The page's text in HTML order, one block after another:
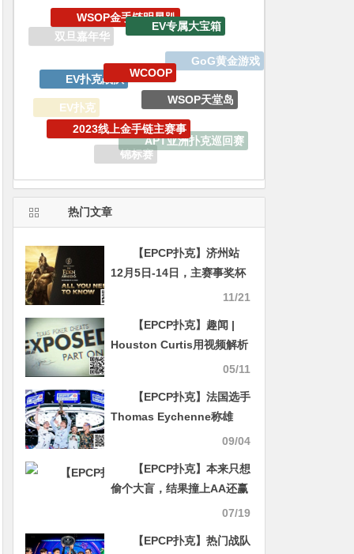
EV专属大宝箱
WSOP线上金手链
EV扑克
EV扑克战队
WCOOP
WSOP天堂岛
锦标赛
2023线上金手链主赛事
热门文章
【EPCP扑克】济州站
12月5日-14日，主赛事奖杯
发布，重点赛事介绍【诸神
11/21
【EPCP扑克】趣闻 |
Houston Curtis用视频解析
扑克室发牌员如何 “100%作
05/11
【EPCP扑克】法国选手
Thomas Eychenne称雄
EPT巴塞罗那主赛，单挑局
09/04
【EPCP扑克】本来只想
偷个大盲，结果撞上AA还赢
了：Askeland的奇幻误操作
07/19
【EPCP扑克】热门战队